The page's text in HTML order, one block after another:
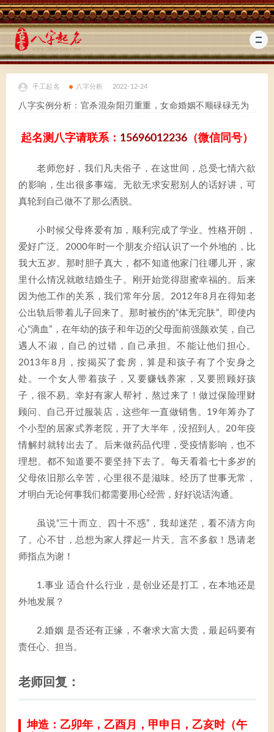
手工起名 八字分析 2022-12-24
八字实例分析：官杀混杂阳刃重重，女命婚姻不顺碌碌无为
起名测八字请联系： 15696012236 （微信同号）
老师您好，我们凡夫俗子，在这世间，总受七情六欲
的影响，生出很多事端。无欲无求安慰别人的话好讲，可
真轮到自己做不了那么洒脱。
小时候父母疼爱有加，顺利完成了学业。性格开朗，
爱好广泛。2000年时一个朋友介绍认识了一个外地的，比
我大五岁。那时胆子真大，都不知道他家门往哪儿开，家
里什么情况就敢结婚生子。刚开始觉得甜蜜幸福的。后来
因为他工作的关系，我们常年分居。2012年8月在得知老
公出轨后带着儿子回来了。那时被伤的“体无完肤”。即使内
心“滴血”，在年幼的孩子和年迈的父母面前强颜欢笑，自己
遇人不淑，自己的过错，自己承担。不能让他们担心。
2013年8月，按揭买了套房，算是和孩子有了个安身之
处。一个女人带着孩子，又要赚钱养家，又要照顾好孩
子，很不易。幸好有家人帮衬，熬过来了！做过保险理财
顾问、自己开过服装店，这些年一直做销售。19年筹办了
个小型的居家式养老院，开了大半年，没招到人。20年疫
情解封就转出去了。后来做药品代理，受疫情影响，也不
理想。都不知道要不要坚持下去了。每天看着七十多岁的
父母依旧那么辛苦，心里很不是滋味。经历了世事无常，
才明白无论何事我们都需要用心经营，好好说话沟通。
虽说“三十而立、四十不惑”，我却迷茫，看不清方向
了。心不甘，总想为家人撑起一片天。言不多叙！恳请老
师指点为谢！
1.事业 适合什么行业，是创业还是打工，在本地还是
外地发展？
2.婚姻 是否还有正缘，不奢求大富大贵，最起码要有
责任心、担当。
老师回复：
坤造：乙卯年，乙酉月，甲申日，乙亥时（午